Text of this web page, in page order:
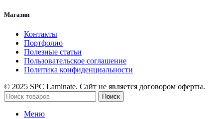
Магазин
Контакты
Портфолио
Полезные статьи
Пользовательское соглашение
Политика конфиденциальности
© 2025 SPC Laminate. Сайт не является договором оферты.
Поиск
Меню